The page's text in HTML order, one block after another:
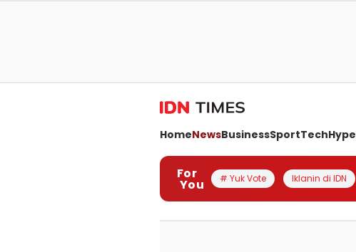
HomeNewsBusinessSportTechHype
For
You # Yuk Vote Iklanin di IDN